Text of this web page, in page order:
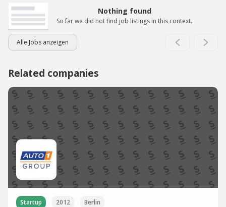
Nothing found
So far we did not find job listings in this context.
Alle Jobs anzeigen
Related companies
Startup 2012 Berlin